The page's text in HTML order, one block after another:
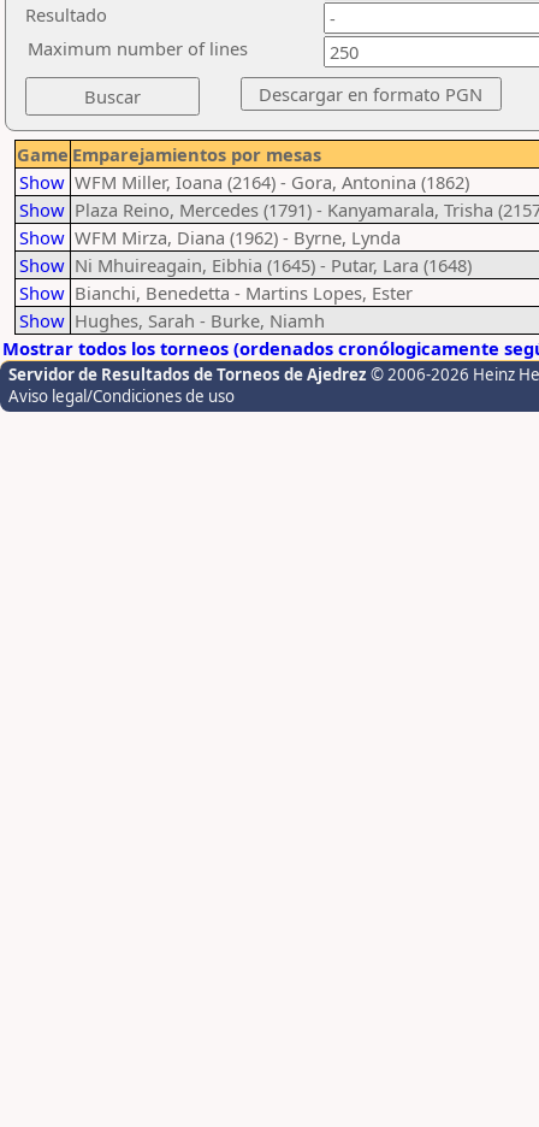
Resultado
Maximum number of lines
Game Emparejamientos por mesas
Show WFM Miller, Ioana (2164) - Gora, Antonina (1862)
Show Plaza Reino, Mercedes (1791) - Kanyamarala, Trisha
Show WFM Mirza, Diana (1962) - Byrne, Lynda
Show Ni Mhuireagain, Eibhia (1645) - Putar, Lara (1648)
Show Bianchi, Benedetta - Martins Lopes, Ester
Show Hughes, Sarah - Burke, Niamh
Mostrar todos los torneos (ordenados cronólogicamente
Servidor de Resultados de Torneos de Ajedrez © 2006-2026 Heinz
Aviso legal/Condiciones de uso